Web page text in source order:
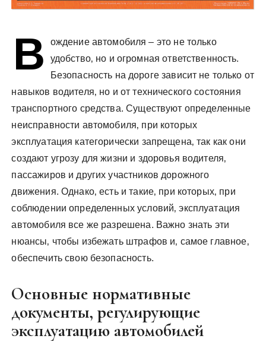
В
ождение автомобиля – это не только
удобство‚ но и огромная ответственность.
Безопасность на дороге зависит не только от
навыков водителя‚ но и от технического состояния
транспортного средства. Существуют определенные
неисправности автомобиля‚ при которых
эксплуатация категорически запрещена‚ так как они
создают угрозу для жизни и здоровья водителя‚
пассажиров и других участников дорожного
движения. Однако‚ есть и такие‚ при которых‚ при
соблюдении определенных условий‚ эксплуатация
автомобиля все же разрешена. Важно знать эти
нюансы‚ чтобы избежать штрафов и‚ самое главное‚
обеспечить свою безопасность.
Основные нормативные
документы‚ регулирующие
эксплуатацию автомобилей